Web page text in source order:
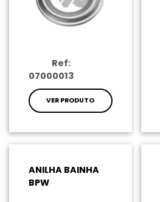
Ref:
07000013
VER PRODUTO
ANILHA BAINHA
BPW